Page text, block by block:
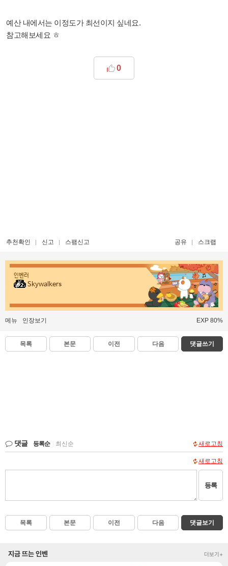
예산 내에서는 이정도가 최선이지 싶네요.
참고해보세요 ㅎ
0
추천확인 신고 스팸신고 공유 스크랩
인벤러
Skywalkers
메뉴 인장보기 EXP 80%
목록 본문 이전 다음 댓글쓰기
댓글 등록순 최신순 새로고침
새로고침
등록
목록 본문 이전 다음 댓글보기
지금 뜨는 인벤 더보기+